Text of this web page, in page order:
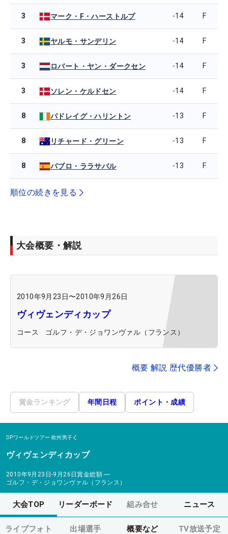
3 マーク・F・ハーストルプ -14 F
3 ヤルモ・サンデリン -14 F
3 ロバート・ヤン・ダークセン -14 F
3 ソレン・ケルドセン -14 F
8 パドレイグ・ハリントン -13 F
8 リチャード・グリーン -13 F
8 パブロ・ララサバル -13 F
順位の続きを見る
大会概要・解説
2010年9月23日〜2010年9月26日
ヴィヴェンディカップ
コース ゴルフ・デ・ジョワンヴァル（フランス）
概要 解説 歴代優勝者
賞金ランキング 年間日程 ポイント・成績
DPワールドツアー 欧州男子
ヴィヴェンディカップ
2010年9月23日-9月26日賞金総額 ―
ゴルフ・デ・ジョワンヴァル（フランス）
大会TOP リーダーボード 組み合せ ニュース
ライブフォト 出場選手 概要など TV放送予定